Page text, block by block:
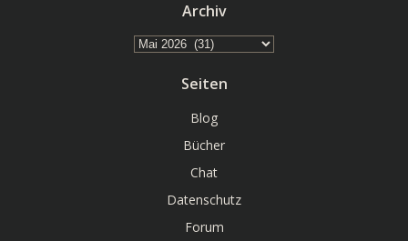
Archiv
Archiv
Seiten
Blog
Bücher
Chat
Datenschutz
Forum